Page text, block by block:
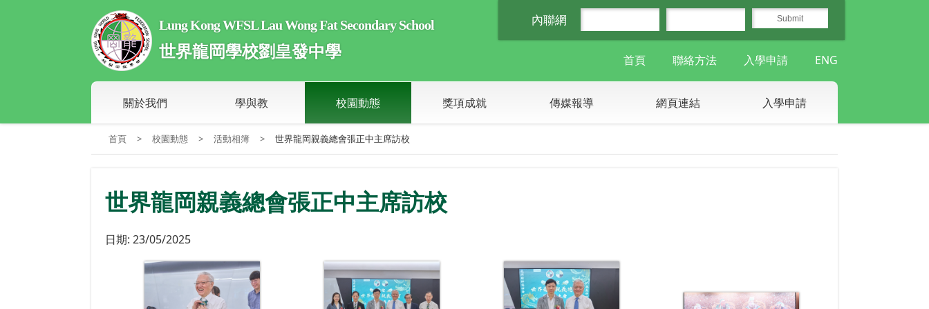
Lung Kong WFSL Lau Wong Fat Secondary School
世界龍岡學校劉皇發中學
內聯網
首頁 聯絡方法 入學申請 ENG
關於我們 學與教 校園動態 獎項成就 傳媒報導 網頁連結 入學申請
首頁 > 校園動態 > 活動相簿 > 世界龍岡親義總會張正中主席訪校
世界龍岡親義總會張正中主席訪校
日期: 23/05/2025